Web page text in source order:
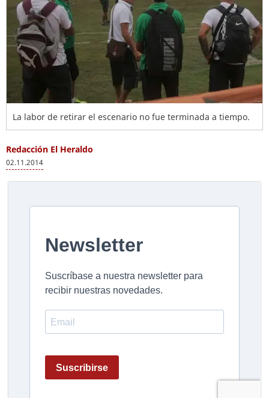
La labor de retirar el escenario no fue terminada a tiempo.
Redacción El Heraldo
02.11.2014